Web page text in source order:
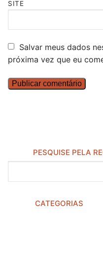
SITE
Salvar meus dados
próxima vez que eu
PESQUISE PELA
CATEGORIAS